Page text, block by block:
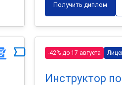
Получить диплом
-42% до 17 августа
Инструктор